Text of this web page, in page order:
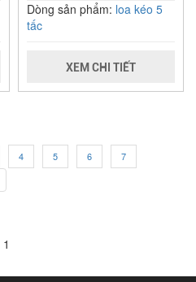
Dòng sản phẩm: loa kéo 5
tấc
XEM CHI TIẾT
4 5 6
7
1